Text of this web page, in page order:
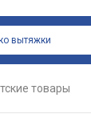
вытяжки
товары